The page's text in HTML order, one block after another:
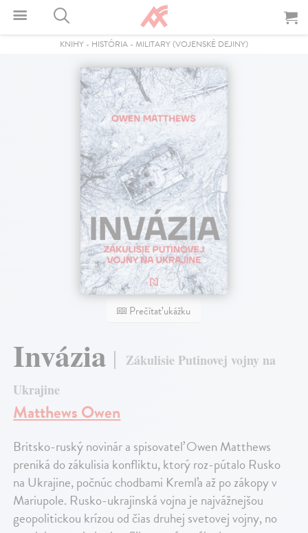
KNIHY - HISTÓRIA - MILITARY (VOJENSKÉ DEJINY)
Prečítať ukážku
Invázia
Zákulisie Putinovej vojny na
Ukrajine
Matthews Owen
Britsko-ruský novinár a spisovateľ Owen Matthews
preniká do zákulisia konfliktu, ktorý roz-pútalo Rusko
na Ukrajine, počnúc chodbami Kremľa až po zákopy v
Mariupole. Rusko-ukrajinská vojna je najvážnejšou
geopolitickou krízou od čias druhej svetovej vojny, no